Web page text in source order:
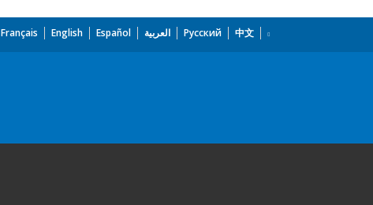
Français English Español العربية Русский 中文